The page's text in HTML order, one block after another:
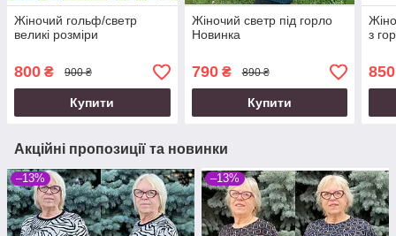
Жіночий гольф/светр
великі розміри
800 ₴ 900 ₴
Купити
Жіночий светр під горло
Новинка
790₴ 890 ₴
Купити
з
850
Акційні пропозиції та новинки
–13% –13%